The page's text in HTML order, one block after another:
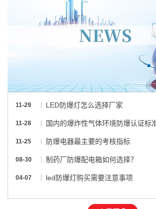
11-29 LED防爆灯怎么选择厂家
11-28 国内的爆炸性气体环境防爆认证标
11-25 防爆电器最主要的考核指标
08-30 制药厂防爆配电箱如何选择？
04-07 led防爆灯购买需要注意事项